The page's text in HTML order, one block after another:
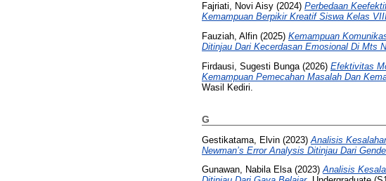
Fajriati, Novi Aisy (2024) Perbedaan
Kemampuan Berpikir Kreatif Siswa Kelas
Fauziah, Alfin (2025) Kemampuan
Ditinjau Dari Kecerdasan Emosional Di Mts
Firdausi, Sugesti Bunga (2026) Efektivitas
Kemampuan Pemecahan Masalah Dan
Wasil Kediri.
G
Gestikatama, Elvin (2023) Analisis
Newman’s Error Analysis Ditinjau Dari
Gunawan, Nabila Elsa(2023)Analisis